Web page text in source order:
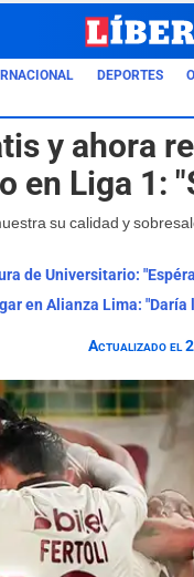
DEPORTES
y ahora
en Liga 1:
su calidad y
de Universitario:
en Alianza Lima: "Daría
Actualizado el